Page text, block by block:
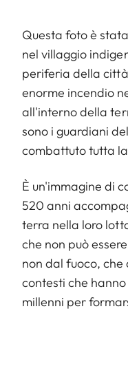
Questa foto è
nel villaggio
periferia della
enorme incendio
all'interno della
sono i guardiani
combattuto tutta
È un'immagine di
520 anni
terra nella loro
che non può
non dal fuoco,
contesti che
millenni per